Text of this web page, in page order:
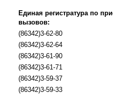
Единая регистратура по
вызовов:
(86342)3-62-80
(86342)3-62-64
(86342)3-61-90
(86342)3-61-71
(86342)3-59-37
(86342)3-59-33